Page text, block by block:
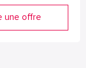
une offre